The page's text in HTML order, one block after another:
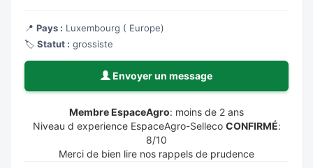
📍 Pays : Luxembourg ( Europe)
🏷️ Statut : grossiste
Envoyer un message
Membre EspaceAgro: moins de 2 ans
Niveau d experience EspaceAgro-Selleco CONFIRMÉ:
8/10
Merci de bien lire nos rappels de prudence